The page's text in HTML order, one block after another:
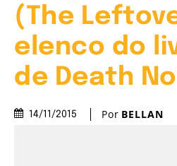
(The
elenco do
de Death
14/11/2015 Por BELLAN